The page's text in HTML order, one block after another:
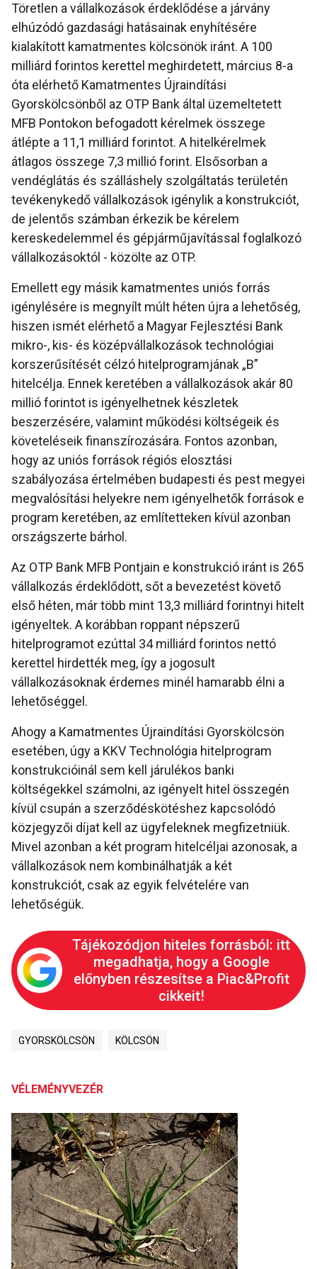
Töretlen a vállalkozások érdeklődése a járvány
elhúzódó gazdasági hatásainak enyhítésére
kialakított kamatmentes kölcsönök iránt. A 100
milliárd forintos kerettel meghirdetett, március 8-a
óta elérhető Kamatmentes Újraindítási
Gyorskölcsönből az OTP Bank által üzemeltetett
MFB Pontokon befogadott kérelmek összege
átlépte a 11,1 milliárd forintot. A hitelkérelmek
átlagos összege 7,3 millió forint. Elsősorban a
vendéglátás és szálláshely szolgáltatás területén
tevékenykedő vállalkozások igénylik a konstrukciót,
de jelentős számban érkezik be kérelem
kereskedelemmel és gépjárműjavítással foglalkozó
vállalkozásoktól - közölte az OTP.
Emellett egy másik kamatmentes uniós forrás
igénylésére is megnyílt múlt héten újra a lehetőség,
hiszen ismét elérhető a Magyar Fejlesztési Bank
mikro-, kis- és középvállalkozások technológiai
korszerűsítését célzó hitelprogramjának „B”
hitelcélja. Ennek keretében a vállalkozások akár 80
millió forintot is igényelhetnek készletek
beszerzésére, valamint működési költségeik és
követeléseik finanszírozására. Fontos azonban,
hogy az uniós források régiós elosztási
szabályozása értelmében budapesti és pest megyei
megvalósítási helyekre nem igényelhetők források e
program keretében, az említetteken kívül azonban
országszerte bárhol.
Az OTP Bank MFB Pontjain e konstrukció iránt is 265
vállalkozás érdeklődött, sőt a bevezetést követő
első héten, már több mint 13,3 milliárd forintnyi hitelt
igényeltek. A korábban roppant népszerű
hitelprogramot ezúttal 34 milliárd forintos nettó
kerettel hirdették meg, így a jogosult
vállalkozásoknak érdemes minél hamarabb élni a
lehetőséggel.
Ahogy a Kamatmentes Újraindítási Gyorskölcsön
esetében, úgy a KKV Technológia hitelprogram
konstrukcióinál sem kell járulékos banki
költségekkel számolni, az igényelt hitel összegén
kívül csupán a szerződéskötéshez kapcsolódó
közjegyzői díjat kell az ügyfeleknek megfizetniük.
Mivel azonban a két program hitelcéljai azonosak, a
vállalkozások nem kombinálhatják a két
konstrukciót, csak az egyik felvételére van
lehetőségük.
Tájékozódjon hiteles forrásból: itt
megadhatja, hogy a Google
előnyben részesítse a Piac&Profit
cikkeit!
GYORSKÖLCSÖN KÖLCSÖN
VÉLEMÉNYVEZÉR